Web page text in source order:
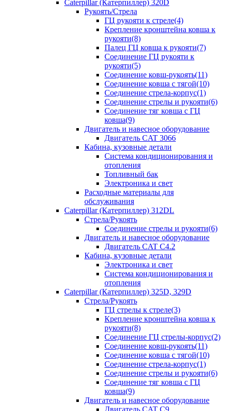
Caterpillar (Катерпиллер) 320D
Рукоять/Стрела
ГЦ рукояти к стреле(4)
Крепление кронштейна ковша к
рукояти(8)
Палец ГЦ ковша к рукояти(7)
Соединение ГЦ рукояти к
рукояти(5)
Соединение ковш-рукоять(11)
Соединение ковша с тягой(10)
Соединение стрела-корпус(1)
Соединение стрелы и рукояти(6)
Соединение тяг ковша с ГЦ
ковша(9)
Двигатель и навесное оборудование
Двигатель CAT 3066
Кабина, кузовные детали
Система кондиционирования и
отопления
Топливный бак
Электроника и свет
Расходные материалы для
обслуживания
Caterpillar (Катерпиллер) 312DL
Стрела/Рукоять
Соединение стрелы и рукояти(6)
Двигатель и навесное оборудование
Двигатель CAT С4.2
Кабина, кузовные детали
Электроника и свет
Система кондиционирования и
отопления
Caterpillar (Катерпиллер) 325D, 329D
Стрела/Рукоять
ГЦ стрелы к стреле(3)
Крепление кронштейна ковша к
рукояти(8)
Соединение ГЦ стрелы-корпус(2)
Соединение ковш-рукоять(11)
Соединение ковша с тягой(10)
Соединение стрела-корпус(1)
Соединение стрелы и рукояти(6)
Соединение тяг ковша с ГЦ
ковша(9)
Двигатель и навесное оборудование
Двигатель CAT C9